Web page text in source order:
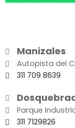
Manizales
Autopista del
311 709 8639
Parque
311 7129826